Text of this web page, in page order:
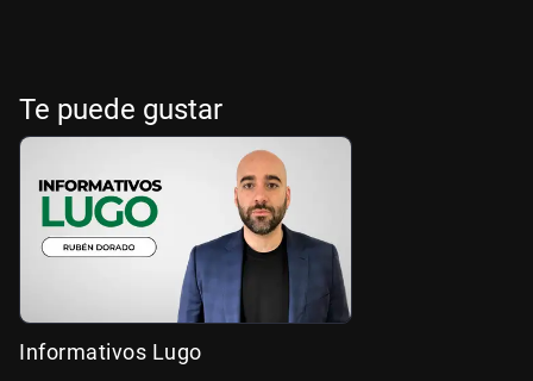
Te puede gustar
Informativos Lugo